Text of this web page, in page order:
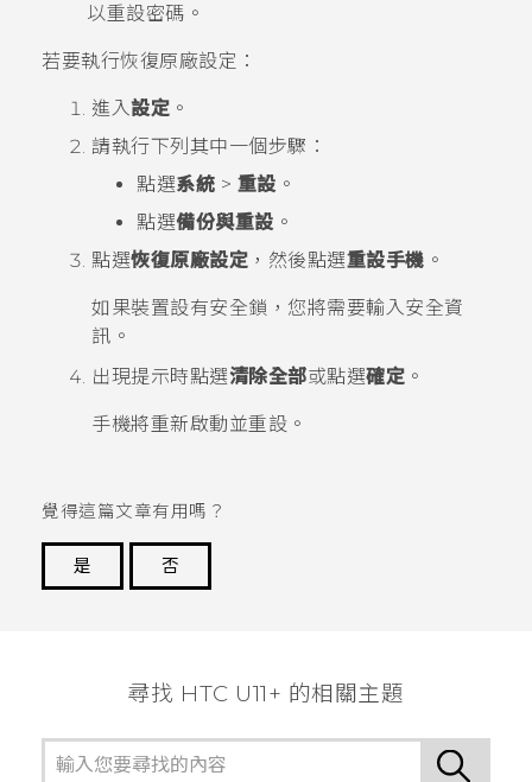
以重設密碼。
若要執行恢復原廠設定：
進入設定 。
請執行下列其中一個步驟：
點選系統 > 重設。
點選備份與重設。
點選恢復原廠設定 ，然後點選重設手機 。
如果裝置設有安全鎖，您將需要輸入安全資
訊。
出現提示時點選清除全部或點選確定 。
手機將重新啟動並重設。
覺得這篇文章有用嗎？
是
否
尋找 HTC U11+ 的相關主題